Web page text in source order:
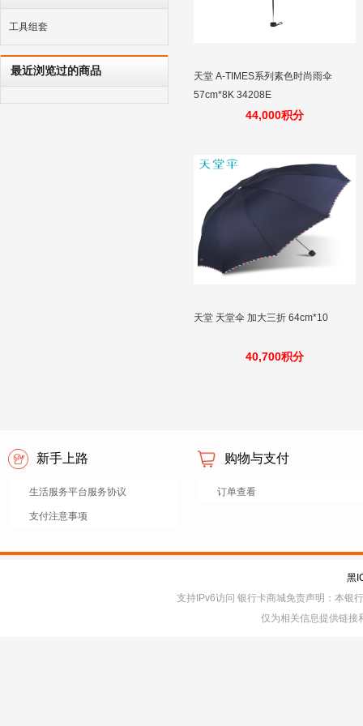
工具组套
最近浏览过的商品
天堂 A-TIMES系列素色时尚雨伞
57cm*8K 34208E
44,000积分
天堂 天堂伞 加大三折 64cm*10
40,700积分
新手上路
生活服务平台服务协议
支付注意事项
购物与支付
订单查看
黑
支持IPv6访问 银行卡商城免责声明：本银
仅为相关信息提供链接